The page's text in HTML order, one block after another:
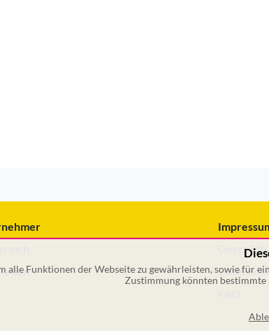
alle Funktionen der Webseite zu gewährleisten, sowie für
Zustimmung könnten